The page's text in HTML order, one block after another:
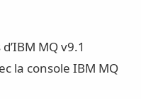
MQ v9.1
la console IBM MQ